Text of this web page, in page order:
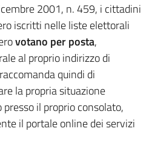
2001, n. 459, i cittadini
iscritti nelle liste elettorali
votano per posta,
al proprio indirizzo di
quindi di
la propria situazione
il proprio consolato,
il portale online dei servizi